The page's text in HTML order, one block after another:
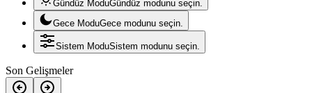
Gündüz ModuGündüz modunu seçin.
Gece ModuGece modunu seçin.
Sistem ModuSistem modunu seçin.
Son Gelişmeler